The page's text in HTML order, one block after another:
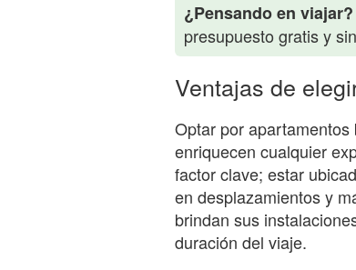
¿Pensando en viajar?
presupuesto gratis y
Ventajas de
Optar por
enriquecen cualquier
factor clave; estar
en desplazamientos y
brindan sus
duración del viaje.